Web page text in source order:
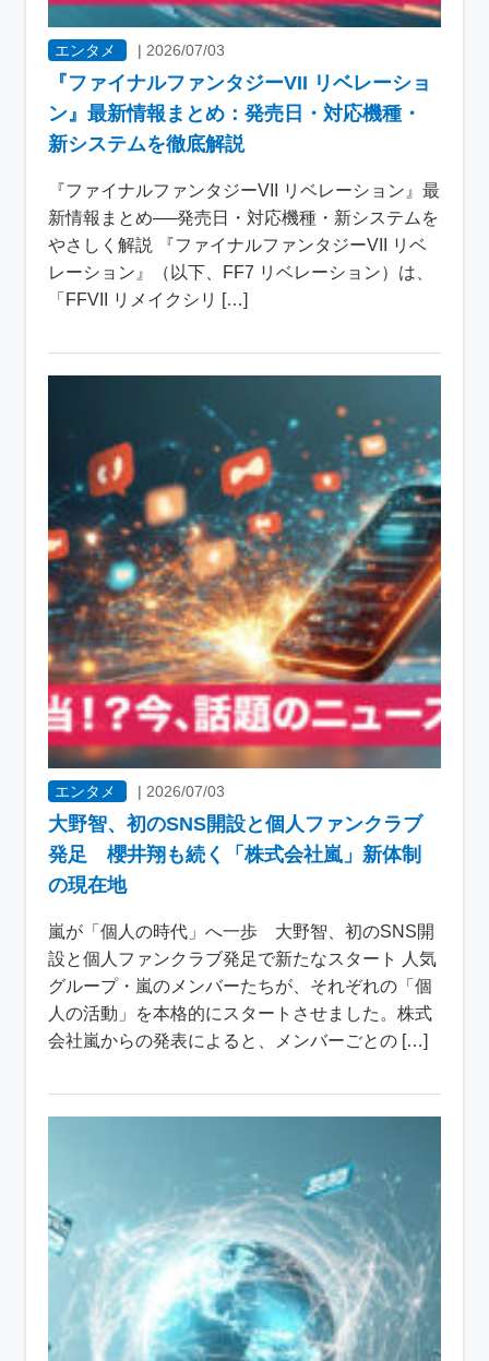
エンタメ |2026/07/03
『ファイナルファンタジーVII リベレーショ
ン』最新情報まとめ：発売日・対応機種・
新システムを徹底解説
『ファイナルファンタジーVII リベレーション』最
新情報まとめ──発売日・対応機種・新システムを
やさしく解説 『ファイナルファンタジーVII リベ
レーション』（以下、FF7 リベレーション）は、
「FFVII リメイクシリ […]
エンタメ | 2026/07/03
大野智、初のSNS開設と個人ファンクラブ
発足 櫻井翔も続く「株式会社嵐」新体制
の現在地
嵐が「個人の時代」へ一歩 大野智、初のSNS開
設と個人ファンクラブ発足で新たなスタート 人気
グループ・嵐のメンバーたちが、それぞれの「個
人の活動」を本格的にスタートさせました。株式
会社嵐からの発表によると、メンバーごとの […]